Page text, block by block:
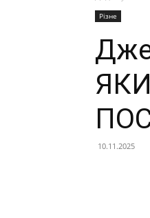
Різне
10.11.2025